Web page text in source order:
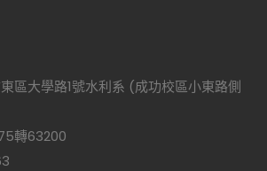
區大學路1號水利系 (成功校區小東路側
轉63200